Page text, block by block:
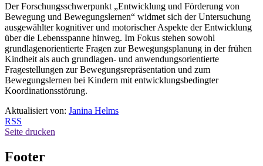
Der Forschungsschwerpunkt „Entwicklung und Förderung von
Bewegung und Bewegungslernen“ widmet sich der Untersuchung
ausgewählter kognitiver und motorischer Aspekte der Entwicklung
über die Lebensspanne hinweg. Im Fokus stehen sowohl
grundlagenorientierte Fragen zur Bewegungsplanung in der frühen
Kindheit als auch grundlagen- und anwendungsorientierte
Fragestellungen zur Bewegungsrepräsentation und zum
Bewegungslernen bei Kindern mit entwicklungsbedingter
Koordinationsstörung.
Aktualisiert von: Janina Helms
RSS
Seite drucken
Footer